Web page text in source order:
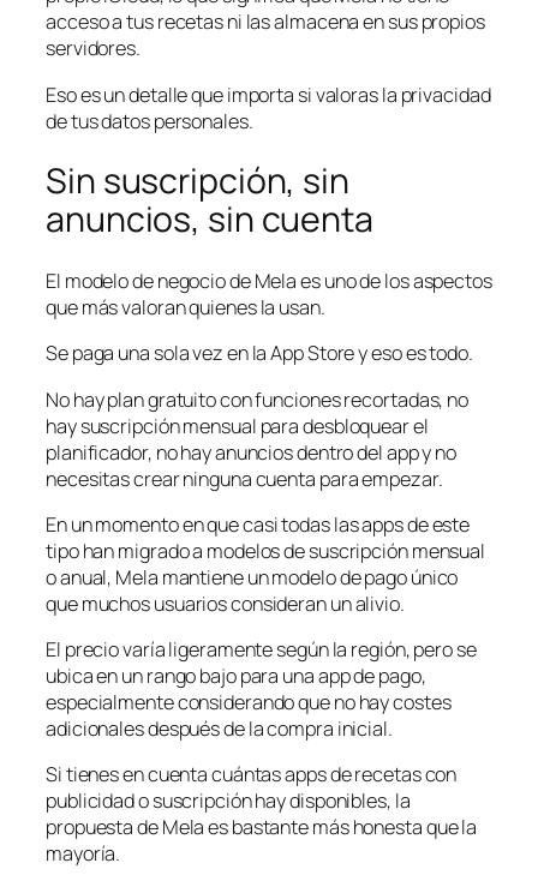
acceso a tus recetas ni las almacena en sus propios
servidores.
Eso es un detalle que importa si valoras la privacidad
de tus datos personales.
Sin suscripción, sin
anuncios, sin cuenta
El modelo de negocio de Mela es uno de los aspectos
que más valoran quienes la usan.
Se paga una sola vez en la App Store y eso es todo.
No hay plan gratuito con funciones recortadas, no
hay suscripción mensual para desbloquear el
planificador, no hay anuncios dentro del app y no
necesitas crear ninguna cuenta para empezar.
En un momento en que casi todas las apps de este
tipo han migrado a modelos de suscripción mensual
o anual, Mela mantiene un modelo de pago único
que muchos usuarios consideran un alivio.
El precio varía ligeramente según la región, pero se
ubica en un rango bajo para una app de pago,
especialmente considerando que no hay costes
adicionales después de la compra inicial.
Si tienes en cuenta cuántas apps de recetas con
publicidad o suscripción hay disponibles, la
propuesta de Mela es bastante más honesta que la
mayoría.